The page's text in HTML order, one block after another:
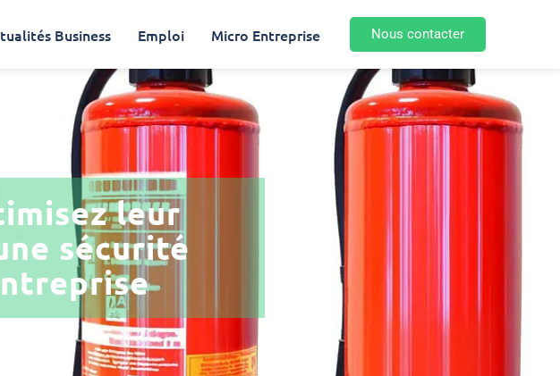
Business Emploi Micro Entreprise Nous contacter
leur
sécurité